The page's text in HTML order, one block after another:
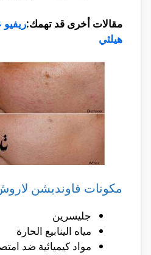
مقالات أخرى قد تهمك:
هيلثي
مكونات فاونديشن
جليسرين
مياه الينابيع الحارة
مواد كيميائية ضد